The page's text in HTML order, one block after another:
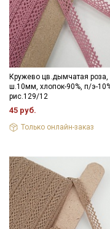
Кружево цв.дымчатая роза,
ш.10мм, хлопок-90%, п/э-
рис.129/12
45 руб.
Только онлайн-заказ